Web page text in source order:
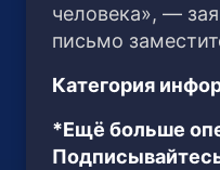
человека», —
письмо
Категория
*Ещё больше